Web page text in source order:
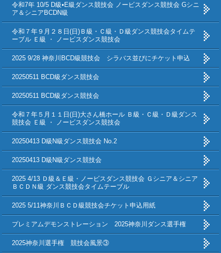
令和7年 10/5 D級•E級ダンス競技会 ノービスダンス競技会 Gシニ
ア＆シニアBCDN級
令和７年９月２８日(日)Ｂ級・Ｃ級・Ｄ級ダンス競技会タイムテ
ーブル Ｅ級 ・ ノービスダンス競技会
2025 9/28 神奈川BCD級競技会 シラバス並びにチケット申込
20250511 BCD級ダンス競技会
20250511 BCD級ダンス競技会
令和７年５月１１日(日)大さん橋ホール Ｂ級・Ｃ級・Ｄ級ダンス
競技会 Ｅ級 ・ ノービスダンス競技会
20250413 D級N級ダンス競技会 No.2
20250413 D級N級ダンス競技会
2025 4/13 Ｄ級＆Ｅ級・ノービスダンス競技会 Ｇシニア＆シニア
ＢＣＤＮ級 ダンス競技会タイムテーブル
2025 5/11神奈川ＢＣＤ級競技会チケット申込用紙
プレミアムデモンストレーション 2025神奈川ダンス選手権
2025神奈川選手権 競技会風景③